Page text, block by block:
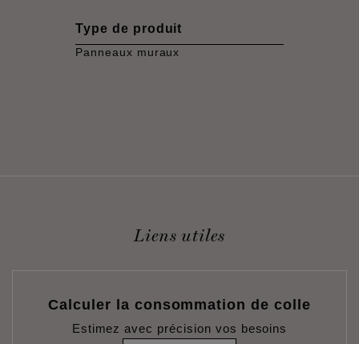
Type de produit
Panneaux muraux
Liens utiles
Calculer la consommation de colle
Estimez avec précision vos besoins